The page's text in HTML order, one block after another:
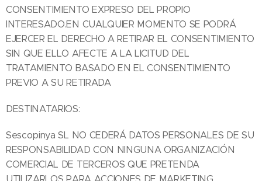
CONSENTIMIENTO EXPRESO DEL PROPIO
INTERESADO.EN CUALQUIER MOMENTO SE PODRÁ
EJERCER EL DERECHO A RETIRAR EL CONSENTIMIENTO
SIN QUE ELLO AFECTE A LA LICITUD DEL
TRATAMIENTO BASADO EN EL CONSENTIMIENTO
PREVIO A SU RETIRADA
DESTINATARIOS:
Sescopinya SL NO CEDERÁ DATOS PERSONALES DE SU
RESPONSABILIDAD CON NINGUNA ORGANIZACIÓN
COMERCIAL DE TERCEROS QUE PRETENDA